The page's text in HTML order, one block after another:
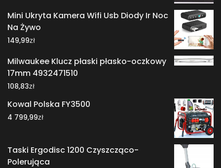
Mini Ukryta Kamera Wifi Usb Diody Ir Noc
Na Żywo
149,99zł
Milwaukee Klucz płaski płasko-oczkowy
17mm 4932471510
108,83zł
Kowal Polska FY3500
4 799,99zł
Taski Ergodisc 1200 Czyszcząco-
Polerująca